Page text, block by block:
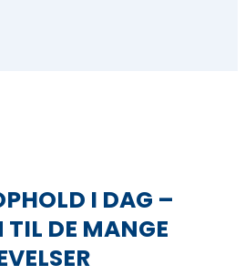
I DAG –
TIL DE MANGE